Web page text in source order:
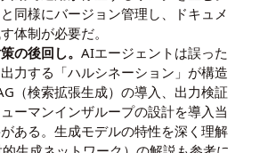
同様にバージョン管理し、ドキュメ
体制が必要だ。
の後回し。AIエージェントは誤った
力する「ハルシネーション」が構造
（検索拡張生成）の導入、出力検証
ーマンインザループの設計を導入当
ある。生成モデルの特性を深く理解